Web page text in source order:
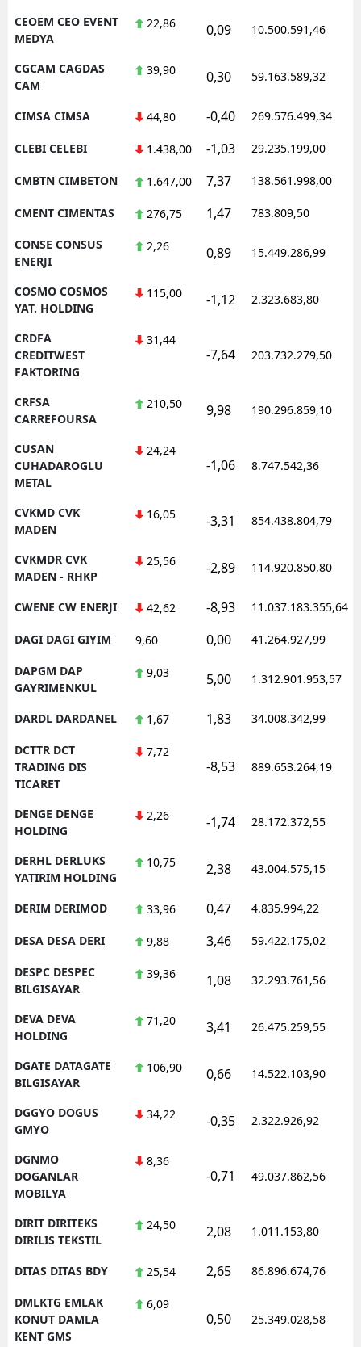
CEOEM CEO EVENT
MEDYA
22,86 0,09 10.500.591,46
CGCAM CAGDAS
CAM
39,90 0,30 59.163.589,32
CIMSA CIMSA 44,80 -0,40 269.576.499,34
CLEBI CELEBI 1.438,00 -1,03 29.235.199,00
CMBTN CIMBETON 1.647,00 7,37 138.561.998,00
CMENT CIMENTAS 276,75 1,47 783.809,50
CONSE CONSUS
ENERJI
2,26 0,89 15.449.286,99
COSMO COSMOS
YAT. HOLDING
115,00 -1,12 2.323.683,80
CRDFA
CREDITWEST
FAKTORING
31,44
-7,64 203.732.279,50
CRFSA
CARREFOURSA
210,50 9,98 190.296.859,10
CUSAN
CUHADAROGLU
METAL
24,24
-1,06 8.747.542,36
CVKMD CVK
MADEN
16,05 -3,31 854.438.804,79
CVKMDR CVK
MADEN - RHKP
25,56 -2,89 114.920.850,80
CWENE CW ENERJI 42,62 -8,93 11.037.183.355,64
DAGI DAGI GIYIM 9,60 0,00 41.264.927,99
DAPGM DAP
GAYRIMENKUL
9,03 5,00 1.312.901.953,57
DARDL DARDANEL 1,67 1,83 34.008.342,99
DCTTR DCT
TRADING DIS
TICARET
7,72
-8,53 889.653.264,19
DENGE DENGE
HOLDING
2,26 -1,74 28.172.372,55
DERHL DERLUKS
YATIRIM HOLDING
10,75 2,38 43.004.575,15
DERIM DERIMOD 33,96 0,47 4.835.994,22
DESA DESA DERI 9,88 3,46 59.422.175,02
DESPC DESPEC
BILGISAYAR
39,36 1,08 32.293.761,56
DEVA DEVA
HOLDING
71,20 3,41 26.475.259,55
DGATE DATAGATE
BILGISAYAR
106,90 0,66 14.522.103,90
DGGYO DOGUS
GMYO
34,22 -0,35 2.322.926,92
DGNMO
DOGANLAR
MOBILYA
8,36
-0,71 49.037.862,56
DIRIT DIRITEKS
DIRILIS TEKSTIL
24,50 2,08 1.011.153,80
DITAS DITAS BDY 25,54 2,65 86.896.674,76
DMLKTG EMLAK
KONUT DAMLA
KENT GMS
6,09
0,50 25.349.028,58